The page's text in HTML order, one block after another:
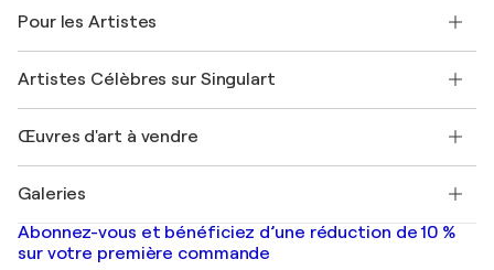
Offrir une carte cadeau
Rejoignez notre programme commercial
Mon compte
+33 1 76 44 06 42
FAQ
Magazine Singulart
Emplois
Découvrez une sélection d'art original
Pour les Artistes
Se connecter en tant qu'Artiste
Artistes Célèbres sur Singulart
Marc Chagall
Banksy
Mr. Brainwash
Shepard Fairey
Œuvres d'art à vendre
Tableaux abstraits à vendre
Peintures de paysage
Estampes
Galeries
Galeries d'art en France
Galeries d'art en Belgique
Abonnez-vous et bénéficiez d’une réduction de 10 %
sur votre première commande